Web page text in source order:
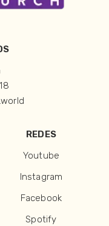
REDES
Youtube
Instagram
Facebook
Spotify